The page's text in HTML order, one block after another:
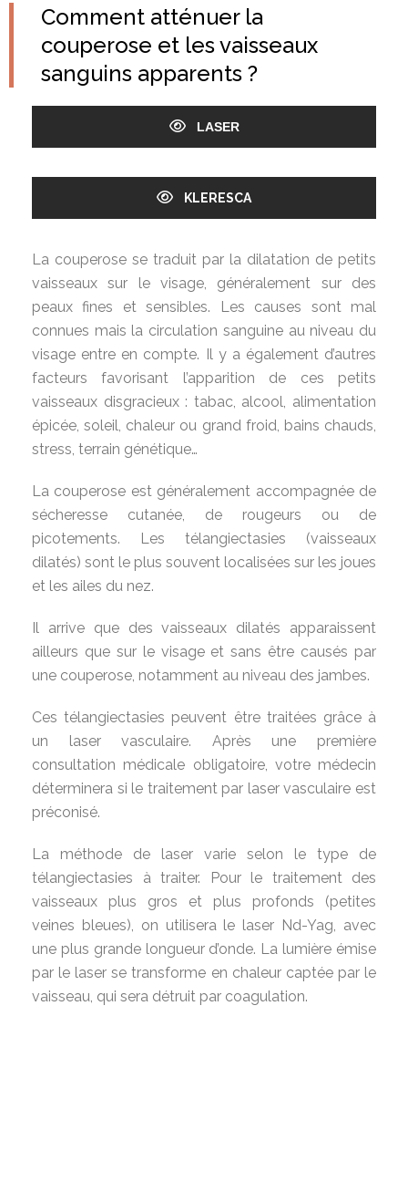
Comment atténuer la
couperose et les vaisseaux
sanguins apparents ?
LASER
KLERESCA
La couperose se traduit par la dilatation de petits
vaisseaux sur le visage, généralement sur des
peaux fines et sensibles. Les causes sont mal
connues mais la circulation sanguine au niveau du
visage entre en compte. Il y a également d’autres
facteurs favorisant l’apparition de ces petits
vaisseaux disgracieux : tabac, alcool, alimentation
épicée, soleil, chaleur ou grand froid, bains chauds,
stress, terrain génétique…
La couperose est généralement accompagnée de
sécheresse cutanée, de rougeurs ou de
picotements. Les télangiectasies (vaisseaux
dilatés) sont le plus souvent localisées sur les joues
et les ailes du nez.
Il arrive que des vaisseaux dilatés apparaissent
ailleurs que sur le visage et sans être causés par
une couperose, notamment au niveau des jambes.
Ces télangiectasies peuvent être traitées grâce à
un laser vasculaire. Après une première
consultation médicale obligatoire, votre médecin
déterminera si le traitement par laser vasculaire est
préconisé.
La méthode de laser varie selon le type de
télangiectasies à traiter. Pour le traitement des
vaisseaux plus gros et plus profonds (petites
veines bleues), on utilisera le laser Nd-Yag, avec
une plus grande longueur d’onde. La lumière émise
par le laser se transforme en chaleur captée par le
vaisseau, qui sera détruit par coagulation.